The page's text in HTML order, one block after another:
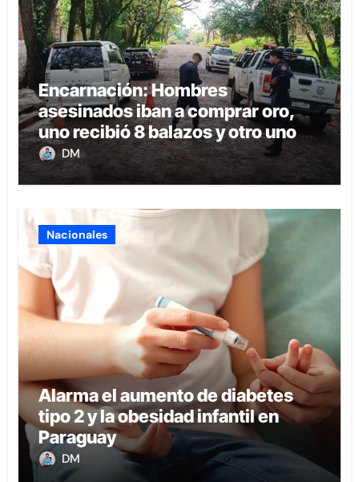
Encarnación: Hombres
asesinados iban a comprar oro,
uno recibió 8 balazos y otro uno en
la boca
DM
Nacionales
Alarma el aumento de diabetes
tipo 2 y la obesidad infantil en
Paraguay
DM